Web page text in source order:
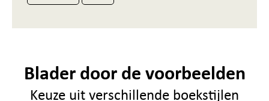
Blader door de voorbeelden
Keuze uit verschillende boekstijlen